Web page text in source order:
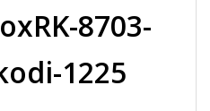
8703-
1225